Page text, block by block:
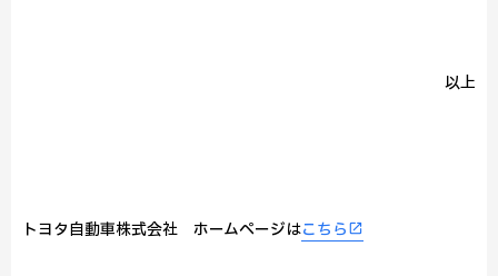
以上
トヨタ自動車株式会社 ホームページはこちら